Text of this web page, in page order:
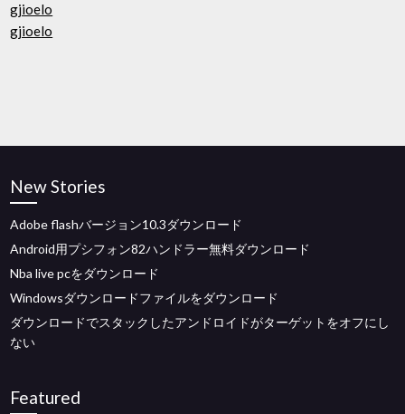
gjioelo
gjioelo
New Stories
Adobe flashバージョン10.3ダウンロード
Android用プシフォン82ハンドラー無料ダウンロード
Nba live pcをダウンロード
Windowsダウンロードファイルをダウンロード
ダウンロードでスタックしたアンドロイドがターゲットをオフにし
ない
Featured